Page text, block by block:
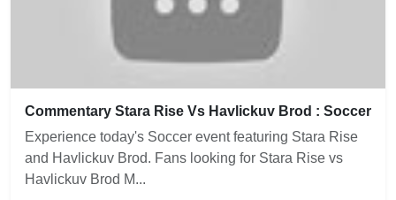
Commentary Stara Rise Vs Havlickuv Brod : Soccer
Experience today's Soccer event featuring Stara Rise
and Havlickuv Brod. Fans looking for Stara Rise vs
Havlickuv Brod M...